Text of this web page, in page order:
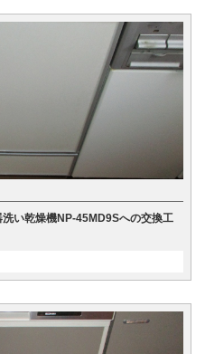
い乾燥機NP-45MD9Sへの交換工